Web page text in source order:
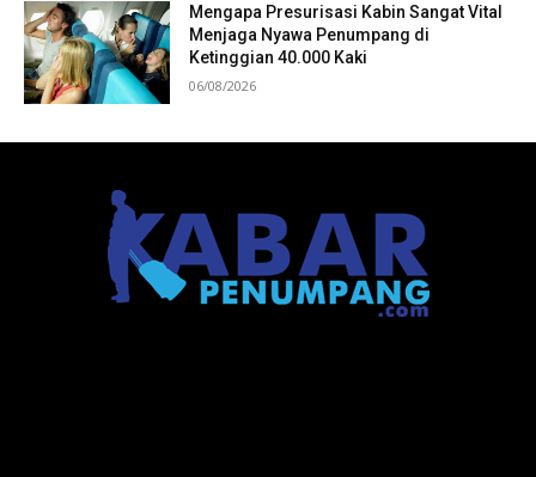
Mengapa Presurisasi Kabin Sangat Vital
Menjaga Nyawa Penumpang di
Ketinggian 40.000 Kaki
06/08/2026